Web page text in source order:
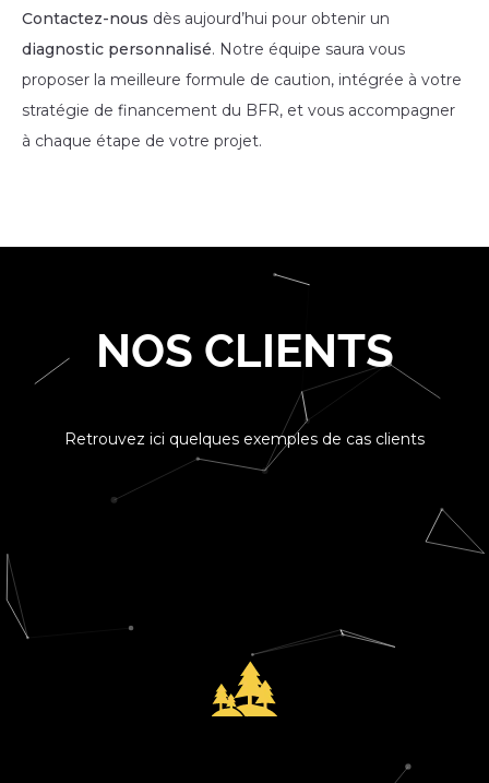
Contactez-nous dès aujourd’hui pour obtenir un
diagnostic personnalisé. Notre équipe saura vous
proposer la meilleure formule de caution, intégrée à votre
stratégie de financement du BFR, et vous accompagner
à chaque étape de votre projet.
NOS CLIENTS
Retrouvez ici quelques exemples de cas clients
redéploiement industriel ambitieux.
Mise en place Affacturage + assurance-crédit
Mobilisation du stock